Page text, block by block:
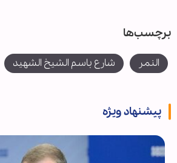
برچسب‌ها
النمر شارع باسم الشيخ الشهيد
پیشنهاد ویژه